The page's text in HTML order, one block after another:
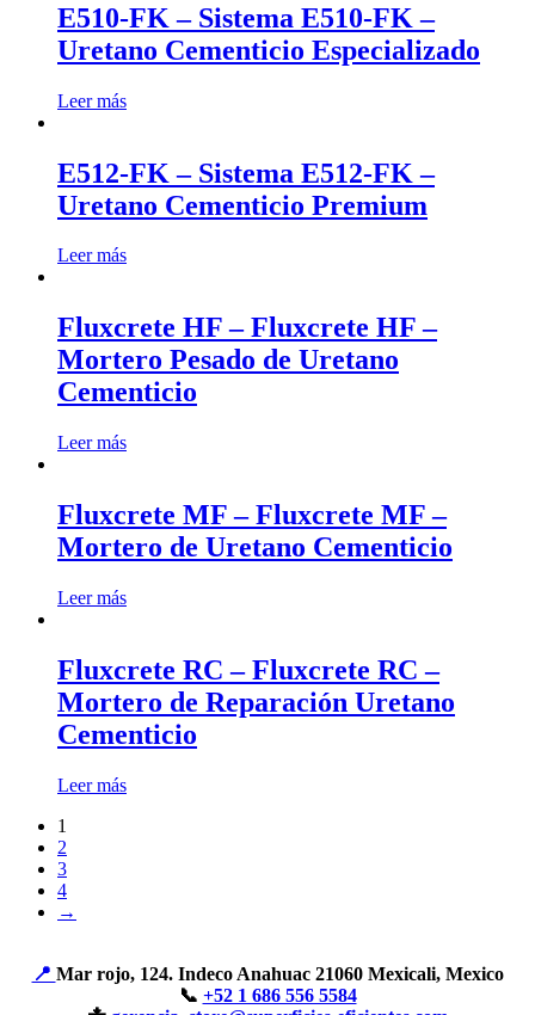
E510-FK – Sistema E510-FK –
Uretano Cementicio Especializado
Leer más
E512-FK – Sistema E512-FK –
Uretano Cementicio Premium
Leer más
Fluxcrete HF – Fluxcrete HF –
Mortero Pesado de Uretano
Cementicio
Leer más
Fluxcrete MF – Fluxcrete MF –
Mortero de Uretano Cementicio
Leer más
Fluxcrete RC – Fluxcrete RC –
Mortero de Reparación Uretano
Cementicio
Leer más
1
2
3
4
→
📍 Mar rojo, 124. Indeco Anahuac 21060 Mexicali, Mexico
📞 +52 1 686 556 5584